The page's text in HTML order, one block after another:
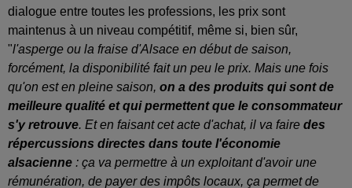
dialogue entre toutes les professions, les prix sont
maintenus à un niveau compétitif, même si, bien sûr,
"l'asperge ou la fraise d'Alsace en début de saison,
forcément, la disponibilité fait un peu le prix. Mais une fois
qu'on est en pleine saison, on a des produits qui sont de
meilleure qualité et qui permettent que le consommateur
s'y retrouve. Et en faisant cet acte d'achat, il va faire des
répercussions directes dans toute l'économie
alsacienne : ça va permettre à un exploitant d'avoir une
rémunération, de payer des impôts locaux, ça permet de